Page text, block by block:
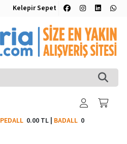
Kelepir Sepet
PEDALL 0.00 TL| BADALL0